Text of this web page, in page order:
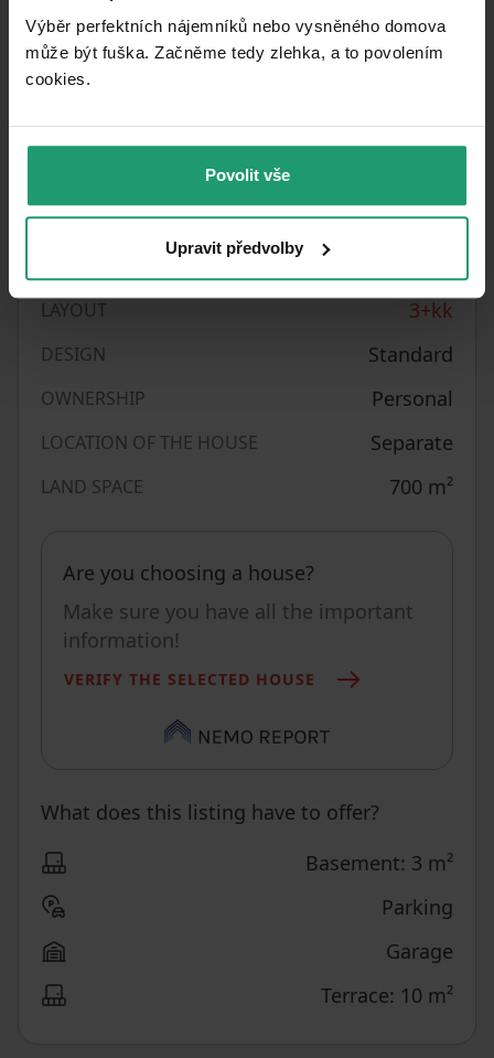
Výběr perfektních nájemníků nebo vysněného domova
může být fuška. Začněme tedy zlehka, a to povolením
cookies.​
Povolit vše
Upravit předvolby
LISTING ID 900433
EPC
G - Extremely
USABLE AREA 73m²
PRICE PER UNIT
CZK 130,136.99
m2
LAYOUT 3+kk
DESIGN Standard
OWNERSHIP Personal
LOCATION OF THE HOUSE Separate
LAND SPACE 700 m²
Are you choosing a house?
Make sure you have all the important
information!
VERIFY THE SELECTED HOUSE
What does this listing have to offer?
Basement: 3 m²
Parking
Garage
Terrace: 10 m²